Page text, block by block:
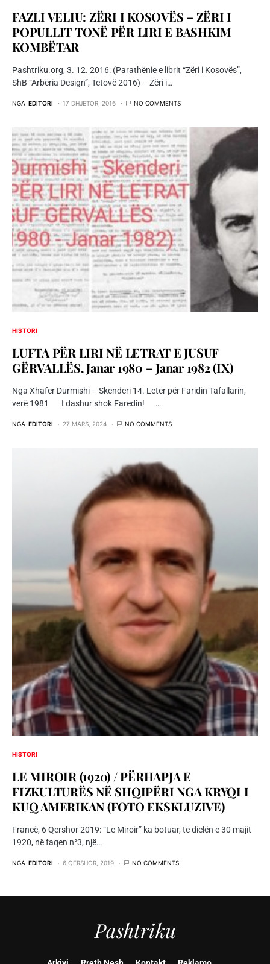
FAZLI VELIU: ZËRI I KOSOVËS – ZËRI I
POPULLIT TONË PËR LIRI E BASHKIM
KOMBËTAR
Pashtriku.org, 3. 12. 2016: (Parathënie e librit “Zëri i Kosovës”,
ShB “Arbëria Design”, Tetovë 2016) – Zëri i…
NGA EDITORI 17 DHJETOR, 2016 NO COMMENTS
HISTORI
LUFTA PËR LIRI NË LETRAT E JUSUF
GËRVALLËS, Janar 1980 – Janar 1982 (IX)
Nga Xhafer Durmishi – Skenderi 14. Letër për Faridin Tafallarin,
verë 1981 I dashur shok Faredin! …
NGA EDITORI 27 MARS, 2024 NO COMMENTS
HISTORI
LE MIROIR (1920) / PËRHAPJA E
FIZKULTURËS NË SHQIPËRI NGA KRYQI I
KUQ AMERIKAN (FOTO EKSKLUZIVE)
Francë, 6 Qershor 2019: “Le Miroir” ka botuar, të dielën e 30 majit
1920, në faqen n°3, një…
NGA EDITORI 6 QERSHOR, 2019 NO COMMENTS
Pashtriku